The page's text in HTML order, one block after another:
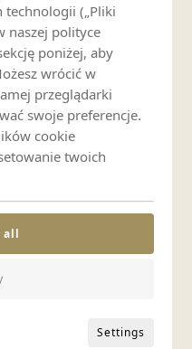
(„Pliki
naszej polityce
poniżej, aby
wrócić w
przeglądarki
swoje preferencje.
cookie
twoich
Settings
all